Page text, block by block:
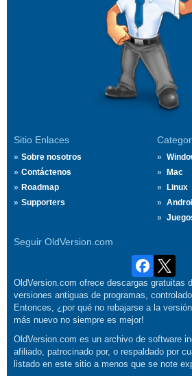
Sitio Enlaces
Sobre nosotros
Contáctenos
Roadmap
Supporters
Mac
Linux
Seguir OldVersion.com
OldVersion.com ofrece descargas gratuitas
versiones antiguas de programas,
Entonces, ¿por qué no rebajarse a la
más nuevo no siempre es mejor!
OldVersion.com es un archivo de software
afiliado, patrocinado por, o respaldado por
listado en este sitio a menos que se note